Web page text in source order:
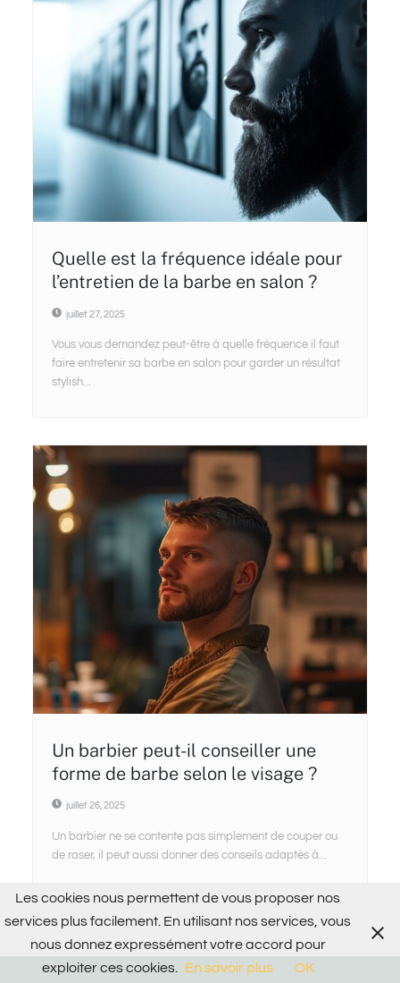
Quelle est la fréquence idéale pour
l’entretien de la barbe en salon ?
juillet 27, 2025
Vous vous demandez peut-être à quelle fréquence il faut
faire entretenir sa barbe en salon pour garder un résultat
stylish...
Un barbier peut-il conseiller une
forme de barbe selon le visage ?
juillet 26, 2025
Un barbier ne se contente pas simplement de couper ou
de raser, il peut aussi donner des conseils adaptés à...
Les cookies nous permettent de vous proposer nos
services plus facilement. En utilisant nos services, vous
nous donnez expressément votre accord pour
exploiter ces cookies.
En savoir plus OK